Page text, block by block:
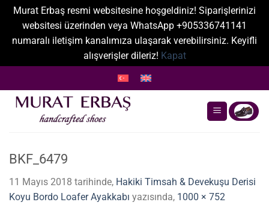
Murat Erbaş resmi websitesine hoşgeldiniz! Siparişlerinizi
websitesi üzerinden veya WhatsApp +905336741141
numaralı iletişim kanalımıza ulaşarak verebilirsiniz. Keyifli
alışverişler dileriz! Kapat
atla
BKF_6479
11 Mayıs 2018 tarihinde, Hakiki Timsah & Devekuşu Derisi
Koyu Bordo Loafer Ayakkabı yazısında, 1000 × 752